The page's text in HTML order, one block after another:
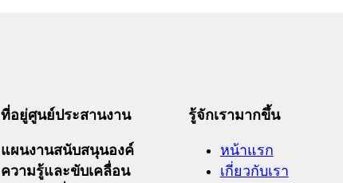
ที่อยู่ศูนย์ประสานงาน
แผนงานสนับสนุนองค์
ความรู้และขับเคลื่อน
รู้จักเรามากขึ้น
หน้าแรก
เกี่ยวกับเรา